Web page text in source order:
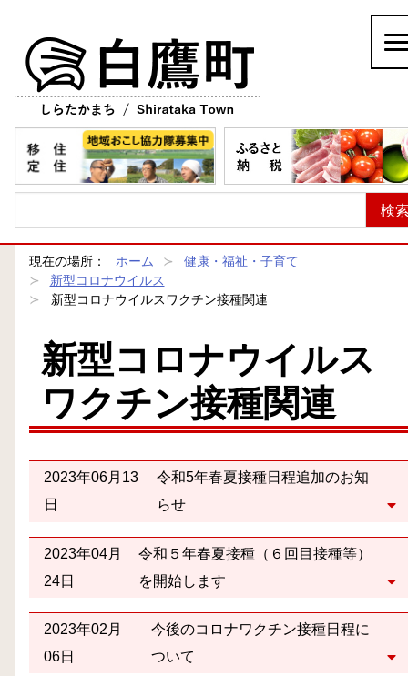
現在の場所： ホーム
健康・福祉・子育て
新型コロナウイルス
新型コロナウイルスワクチン接種関連
新型コロナウイルス
ワクチン接種関連
2023年06月13
日
令和5年春夏接種日程追加のお知
らせ
2023年04月
24日
令和５年春夏接種（６回目接種等）
を開始します
2023年02月
06日
今後のコロナワクチン接種日程に
ついて